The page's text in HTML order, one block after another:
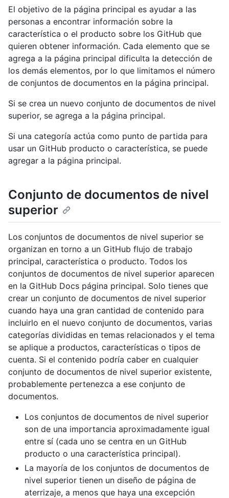
El objetivo de la página principal es ayudar a las
personas a encontrar información sobre la
característica o el producto sobre los GitHub que
quieren obtener información. Cada elemento que se
agrega a la página principal dificulta la detección de
los demás elementos, por lo que limitamos el número
de conjuntos de documentos en la página principal.
Si se crea un nuevo conjunto de documentos de nivel
superior, se agrega a la página principal.
Si una categoría actúa como punto de partida para
usar un GitHub producto o característica, se puede
agregar a la página principal.
Conjunto de documentos de nivel
superior
Los conjuntos de documentos de nivel superior se
organizan en torno a un GitHub flujo de trabajo
principal, característica o producto. Todos los
conjuntos de documentos de nivel superior aparecen
en la GitHub Docs página principal. Solo tienes que
crear un conjunto de documentos de nivel superior
cuando haya una gran cantidad de contenido para
incluirlo en el nuevo conjunto de documentos, varias
categorías divididas en temas relacionados y el tema
se aplique a productos, características o tipos de
cuenta. Si el contenido podría caber en cualquier
conjunto de documentos de nivel superior existente,
probablemente pertenezca a ese conjunto de
documentos.
Los conjuntos de documentos de nivel superior
son de una importancia aproximadamente igual
entre sí (cada uno se centra en un GitHub
producto o una característica principal).
La mayoría de los conjuntos de documentos de
nivel superior tienen un diseño de página de
aterrizaje, a menos que haya una excepción